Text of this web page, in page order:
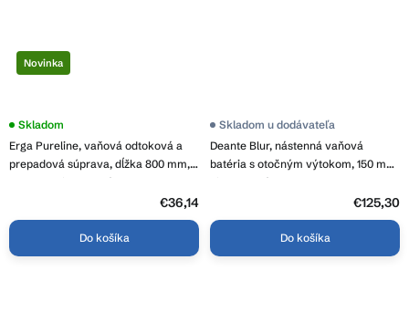
Novinka
Erga Pureline, vaňová odtoková a
prepadová súprava, dĺžka 800 mm,
bowden, biela lesklá, ERG-V08-
Skladom
€36,14
Do košíka
Deante Blur, nástenná vaňová
batéria s otočným výtokom, 150 mm,
biela matná, DEA-BQL_A12M
Skladom u dodávateľa
€125,30
Do košíka